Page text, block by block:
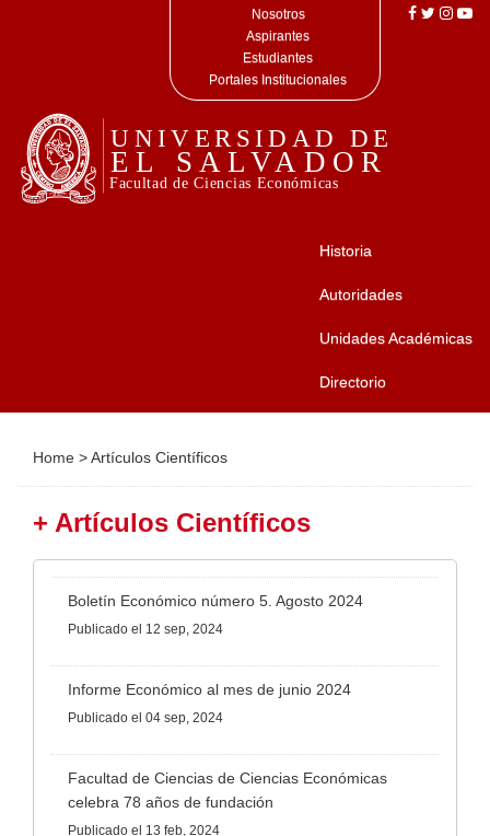
Nosotros
Aspirantes
Estudiantes
Portales Institucionales
Historia
Autoridades
Unidades Académicas
Directorio
Home >Artículos Científicos
+ Artículos Científicos
Boletín Económico número 5. Agosto 2024
Publicado el 12 sep, 2024
Informe Económico al mes de junio 2024
Publicado el 04 sep, 2024
Facultad de Ciencias de Ciencias Económicas
celebra 78 años de fundación
Publicado el 13 feb, 2024